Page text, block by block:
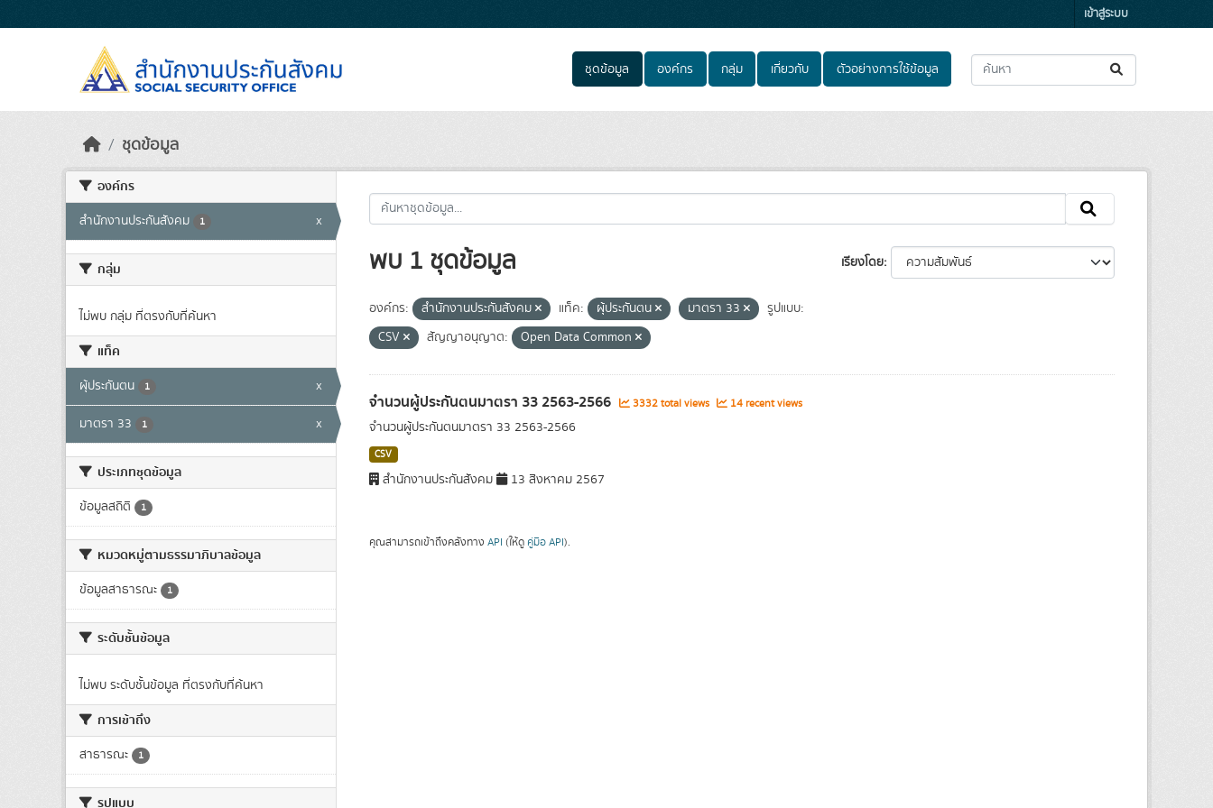
เข้าสู่ระบบ
ชุดข้อมูล องค์กร กลุ่ม เกี่ยวกับ ตัวอย่างการใช้ข้อมูล
ชุดข้อมูล
องค์กร
สำนักงานประกันสังคม 1 x
กลุ่ม
ไม่พบ กลุ่ม ที่ตรงกับที่ค้นหา
แท็ค
ผุ้ประกันตน 1 x
มาตรา 33 1 x
ประเภทชุดข้อมูล
ข้อมูลสถิติ 1
หมวดหมู่ตามธรรมาภิบาลข้อมูล
ข้อมูลสาธารณะ 1
ระดับชั้นข้อมูล
ไม่พบ ระดับชั้นข้อมูล ที่ตรงกับที่ค้นหา
การเข้าถึง
สาธารณะ 1
รูปแบบ
เรียงโดย
พบ 1 ชุดข้อมูล
องค์กร: สำนักงานประกันสังคม แท็ค: ผุ้ประกันตน มาตรา 33
รูปแบบ:
CSV
สัญญาอนุญาต: Open Data Common
จำนวนผู้ประกันตนมาตรา 33 2563-2566 3332 total views 14 recent views
จำนวนผู้ประกันตนมาตรา 33 2563-2566
CSV
สำนักงานประกันสังคม 13 สิงหาคม 2567
คุณสามารถเข้าถึงคลังทาง API (ให้ดู คู่มือ API).